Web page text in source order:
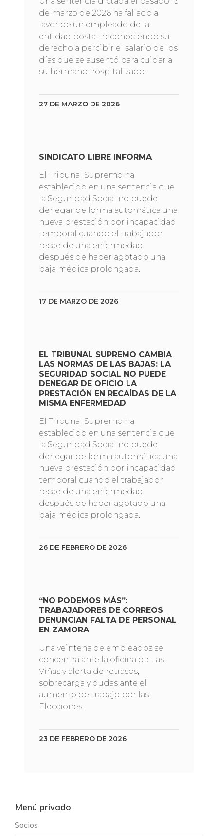
de marzo de 2026 ha fallado a
favor de un empleado de la
entidad postal, reconociendo su
derecho a percibir el salario de los
días que se ausentó para cuidar a
su hermano hospitalizado.
27 DE MARZO DE 2026
SINDICATO LIBRE INFORMA
El Tribunal Supremo ha
establecido en una sentencia que
la Seguridad Social no puede
denegar de forma automática una
nueva prestación por incapacidad
temporal cuando el trabajador
recae de una enfermedad
después de haber agotado una
baja médica prolongada.
17 DE MARZO DE 2026
EL TRIBUNAL SUPREMO CAMBIA
LAS NORMAS DE LAS BAJAS: LA
SEGURIDAD SOCIAL NO PUEDE
DENEGAR DE OFICIO LA
PRESTACIÓN EN RECAÍDAS DE LA
MISMA ENFERMEDAD
El Tribunal Supremo ha
establecido en una sentencia que
la Seguridad Social no puede
denegar de forma automática una
nueva prestación por incapacidad
temporal cuando el trabajador
recae de una enfermedad
después de haber agotado una
baja médica prolongada.
26 DE FEBRERO DE 2026
“NO PODEMOS MÁS”:
TRABAJADORES DE CORREOS
DENUNCIAN FALTA DE PERSONAL
EN ZAMORA
Una veintena de empleados se
concentra ante la oficina de Las
Viñas y alerta de retrasos,
sobrecarga y dudas ante el
aumento de trabajo por las
Elecciones.
23 DE FEBRERO DE 2026
Menú privado
Socios